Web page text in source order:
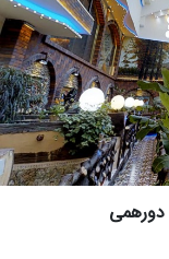
دورهمی